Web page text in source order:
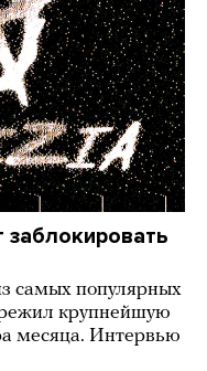
заблокировать
самых популярных
крупнейшую
месяца. Интервью